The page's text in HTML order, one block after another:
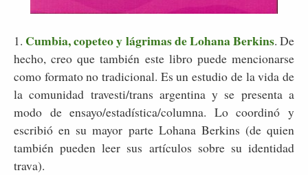
1. Cumbia, copeteo y lágrimas de Lohana Berkins. De
hecho, creo que también este libro puede mencionarse
como formato no tradicional. Es un estudio de la vida de
la comunidad travesti/trans argentina y se presenta a
modo de ensayo/estadística/columna. Lo coordinó y
escribió en su mayor parte Lohana Berkins (de quien
también pueden leer sus artículos sobre su identidad
trava).